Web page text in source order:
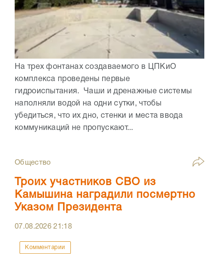
На трех фонтанах создаваемого в ЦПКиО
комплекса проведены первые
гидроиспытания. Чаши и дренажные системы
наполняли водой на одни сутки, чтобы
убедиться, что их дно, стенки и места ввода
коммуникаций не пропускают...
Общество
Троих участников СВО из
Камышина наградили посмертно
Указом Президента
07.08.202621:18
Комментарии